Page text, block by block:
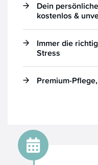
Dein
kostenlos &
Immer die
Stress
Premium-